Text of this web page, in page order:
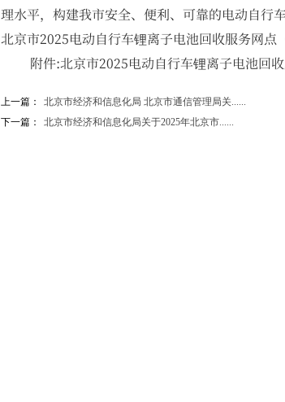
理水平，构建我市安全、便利、可靠的电动自行
北京市2025电动自行车锂离子电池回收服务网点
附件:北京市2025电动自行车锂离子电池回收
上一篇：
北京市经济和信息化局 北京市通信管理局关......
下一篇：
北京市经济和信息化局关于2025年北京市......